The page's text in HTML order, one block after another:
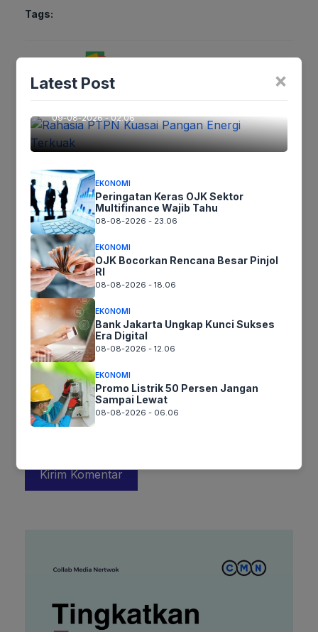
Tags:
Tinggalkan komentar
Komentar
Nama
Surel
Situs
web
Simpan nama, email, dan situs web saya pada peramban ini
×
Latest Post
Rahasia PTPN Kuasai Pangan
09-08-2026 - 02.06
EKONOMI
Peringatan Keras OJK Sektor
Multifinance Wajib Tahu
08-08-2026 - 23.06
EKONOMI
OJK Bocorkan Rencana Besar Pinjol
RI
08-08-2026 - 18.06
EKONOMI
Bank Jakarta Ungkap Kunci Sukses
Era Digital
08-08-2026 - 12.06
EKONOMI
Promo Listrik 50 Persen Jangan
Sampai Lewat
08-08-2026 - 06.06